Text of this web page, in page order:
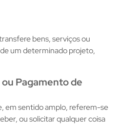
bens, serviços ou
um determinado projeto,
Pagamento de
em sentido amplo, referem-se
ou solicitar qualquer coisa